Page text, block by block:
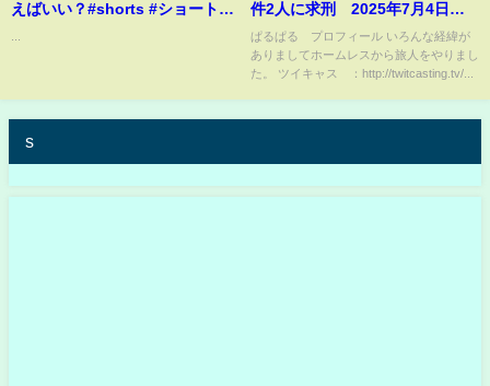
えばいい？#shorts #ショートド
件2人に求刑 2025年7月4日放
送
ぱるぱる プロフィール いろんな経緯が
ありましてホームレスから旅人をやりまし
た。 ツイキャス ：http://twitcasting.tv/...
s